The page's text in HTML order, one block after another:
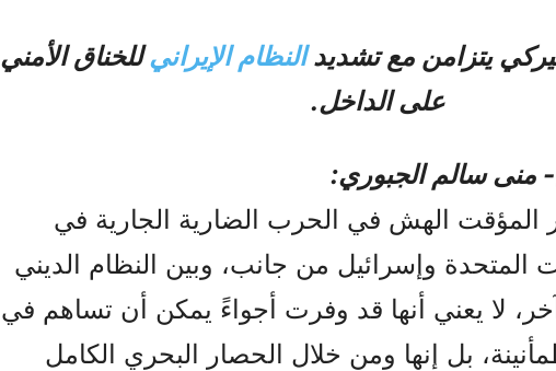
يتزامن مع تشديدالنظام الإيرانيللخناق الأمني
على الداخل.
منی سالم الجبوري:
المؤقت الهش في الحرب الضارية الجارية في
المتحدة وإسرائيل من جانب، وبين النظام الديني
لا يعني أنها قد وفرت أجواءً يمكن أن تساهم في
بل إنها ومن خلال الحصار البحري الكامل